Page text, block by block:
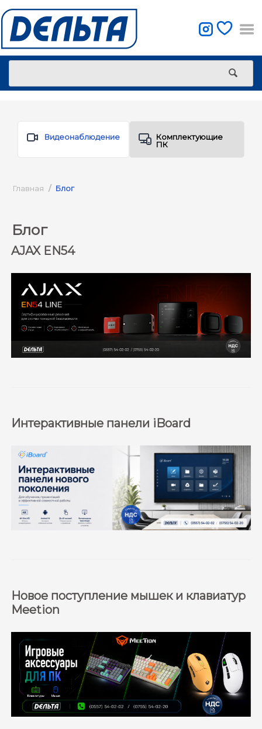
Видеонаблюдение
Комплектующие
ПК
Главная / Блог
Блог
AJAX EN54
Интерактивные панели iBoard
Новое поступление мышек и клавиатур
Meetion